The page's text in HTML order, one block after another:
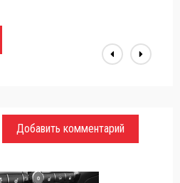
Добавить комментарий